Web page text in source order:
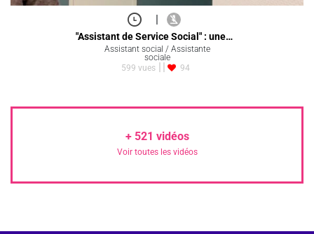
|
"Assistant de Service Social" : une…
Assistant social / Assistante
sociale
599 vues
94
+ 521 vidéos
Voir toutes les vidéos